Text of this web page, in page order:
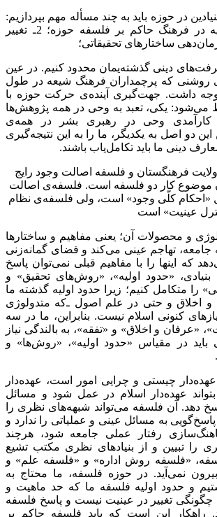
در حوزه باید به چند مسأله مهم بپردازیم:
1ـ تکامل حدود اولیه در فرهنگ حاکم بر فلسفه حوزه؛ 2ـ تغییر
دینی گذشته‌یمان محدود کنیم. در عین
روشنی که پرچمداران فرهنگ شیعه در طول
داشت. جهت‌گیری آینده‌ی حرکت حوزه با
یکی، تعبد به وحی در همه پژوهش‌ها
کارآمدی وحی در رهبری بشر در همه‌ی
دو اصل به یکدیگر، ما را به این نتیجه‌گیری
دینی ما باید تکامل‌یاب باشند.
فرهنگستان و فلسفه اصالت وجود رایج
موضوع کار دو فلسفه است. فلسفه‌ی اصالت
«احکام کلّی وجود» است، ولی فلسفه‌ی نظام
عینیت» است
و محصولات آن؛ یعنی مفاهیم و ساختارها
تهاجم عینی می‌کند و فضای گمانه‌زنی
که اینها را با مفاهیم قبلی نمی‌توان پاسخ
بنیادی، «حدود اولیه»، «روش‌های تحقیق» و
را متکامل کنیم؛ زیرا حدود اولیه گذشته ما
اخلاق و حتی در علم اصول ـ‌که متدولوژی
کنونی اسلام نیست. بنابراین، ما در سه
«عرفان و اخلاق» و «تفقه»، به بالندگی نیاز
باید در مقیاس «حدود اولیه»، «روش‌ها» و
چیستی و چرایی امور است، عهده‌دار
عهده‌دار اسلام در عمل شود و مسائل
دهد. آن فلسفه می‌تواند شبهه‌های نظری را
به مسائل عینی و عملیاتی را ندارد و
رفتار عملی جامعه شود، هرچند
را تبیین و از بنیادهای نظری مکتب تشیع
«فلسفه روش اداره» و «فلسفه علم» و
نمی‌آید. در حوزه فلسفه، ما محتاج به
و حدود اولیه فلسفه ما که حد ماهیت و
تغییر در عینیت نیست و پاسخ فلسفه
راهکار این است که باید فلسفه حاکم بر